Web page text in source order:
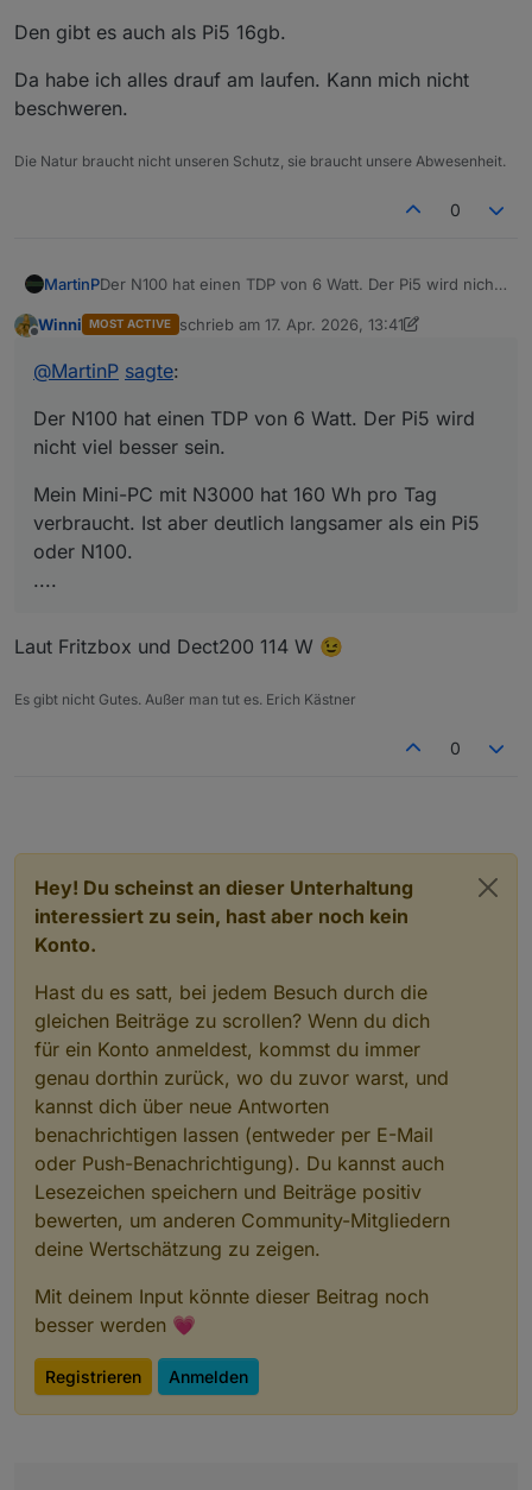
man in der Regel nicht hört).
nötige Zubehör berücksichtigt.
Den gibt es auch als Pi5 16gb.
Da habe ich alles drauf am laufen. Kann mich nicht
beschweren.
Die Natur braucht nicht unseren Schutz, sie braucht unsere Abwesenheit.
0
MartinPDer N100 hat einen TDP von 6 Watt. Der Pi5 wird nicht
Mein Mini-PC mit N3000 hat 160 Wh pro Tag
N100.
Incl. Peripherie ist es inzwischen aber mehr.
Zigbee Stick
Google Coral USB KI Modul
USB Hdd
Offline
Winni MOST ACTIVE schrieb am 17. Apr. 2026, 13:41
zuletzt editiert von Winni
@MartinP sagte:
Der N100 hat einen TDP von 6 Watt. Der Pi5 wird
nicht viel besser sein.
Mein Mini-PC mit N3000 hat 160 Wh pro Tag
verbraucht. Ist aber deutlich langsamer als ein Pi5
oder N100.
....
Laut Fritzbox und Dect200 114 W 😉
Es gibt nicht Gutes. Außer man tut es. Erich Kästner
0
Hey! Du scheinst an dieser Unterhaltung
interessiert zu sein, hast aber noch kein
Konto.
Hast du es satt, bei jedem Besuch durch die
gleichen Beiträge zu scrollen? Wenn du dich
für ein Konto anmeldest, kommst du immer
genau dorthin zurück, wo du zuvor warst, und
kannst dich über neue Antworten
benachrichtigen lassen (entweder per E-Mail
oder Push-Benachrichtigung). Du kannst auch
Lesezeichen speichern und Beiträge positiv
bewerten, um anderen Community-Mitgliedern
deine Wertschätzung zu zeigen.
Mit deinem Input könnte dieser Beitrag noch
besser werden 💗
Registrieren Anmelden